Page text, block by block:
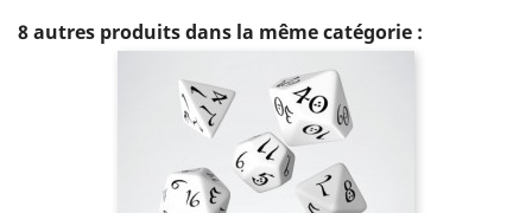
8 autres produits dans la même catégorie :